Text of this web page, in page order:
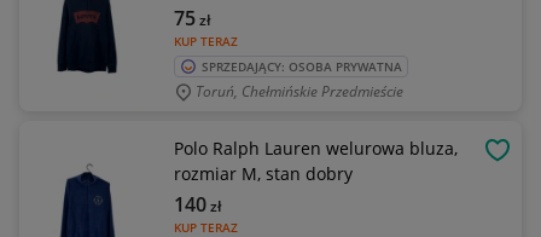
KUP TERAZ
75zł
SPRZEDAJĄCY: OSOBA PRYWATNA
Toruń, Chełmińskie Przedmieście
Polo Ralph Lauren welurowa bluza,
rozmiar M, stan dobry
KUP TERAZ
140zł